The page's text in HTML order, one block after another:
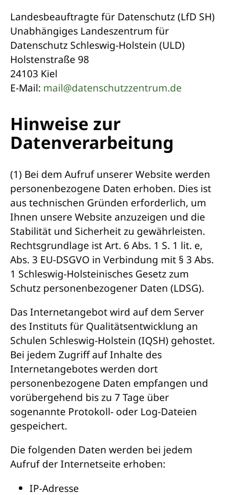
Landesbeauftragte für Datenschutz (LfD SH)
Unabhängiges Landeszentrum für
Datenschutz Schleswig-Holstein (ULD)
Holstenstraße 98
24103 Kiel
E-Mail: mail@datenschutzzentrum.de
Hinweise zur
Datenverarbeitung
(1) Bei dem Aufruf unserer Website werden
personenbezogene Daten erhoben. Dies ist
aus technischen Gründen erforderlich, um
Ihnen unsere Website anzuzeigen und die
Stabilität und Sicherheit zu gewährleisten.
Rechtsgrundlage ist Art. 6 Abs. 1 S. 1 lit. e,
Abs. 3 EU-DSGVO in Verbindung mit § 3 Abs.
1 Schleswig-Holsteinisches Gesetz zum
Schutz personenbezogener Daten (LDSG).
Das Internetangebot wird auf dem Server
des Instituts für Qualitätsentwicklung an
Schulen Schleswig-Holstein (IQSH) gehostet.
Bei jedem Zugriff auf Inhalte des
Internetangebotes werden dort
personenbezogene Daten empfangen und
vorübergehend bis zu 7 Tage über
sogenannte Protokoll- oder Log-Dateien
gespeichert.
Die folgenden Daten werden bei jedem
Aufruf der Internetseite erhoben:
IP-Adresse